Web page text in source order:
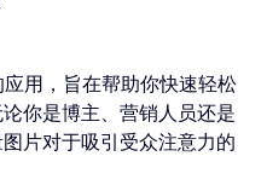
用，旨在帮助你快速轻松
你是博主、营销人员还是
片对于吸引受众注意力的